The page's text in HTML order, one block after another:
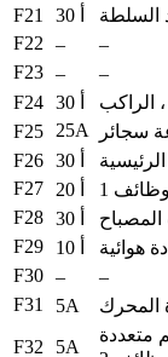
F21
السلطة
F22
–
–
F23 –
–
F24
الراكب
F25
25A
سجائر
F26
F27
1
F28
F29
هوائية
F30 –
–
F31
5A
المحرك
F32
5A
متعددة